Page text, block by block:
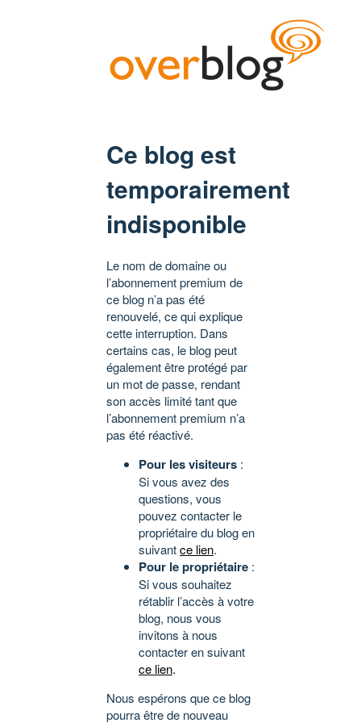
Ce blog est
temporairement
indisponible
Le nom de domaine ou
l’abonnement premium de
ce blog n’a pas été
renouvelé, ce qui explique
cette interruption. Dans
certains cas, le blog peut
également être protégé par
un mot de passe, rendant
son accès limité tant que
l’abonnement premium n’a
pas été réactivé.
Pour les visiteurs :
Si vous avez des
questions, vous
pouvez contacter le
propriétaire du blog en
suivantce lien.
Pour le propriétaire :
Si vous souhaitez
rétablir l’accès à votre
blog, nous vous
invitons à nous
contacter en suivant
ce lien.
Nous espérons que ce blog
pourra être de nouveau